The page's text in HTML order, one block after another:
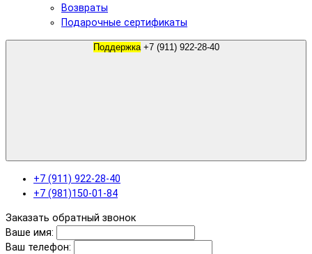
Возвраты
Подарочные сертификаты
Поддержка +7 (911) 922-28-40
+7 (911) 922-28-40
+7 (981)150-01-84
Заказать обратный звонок
Ваше имя:
Ваш телефон: